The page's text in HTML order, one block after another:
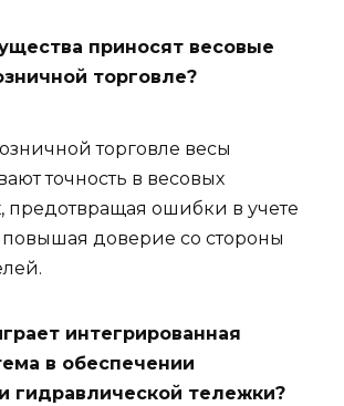
приносят весовые
торговле?
торговле весы
точность в весовых
предотвращая ошибки в учете
повышая доверие со стороны
интегрированная
в обеспечении
гидравлической тележки?